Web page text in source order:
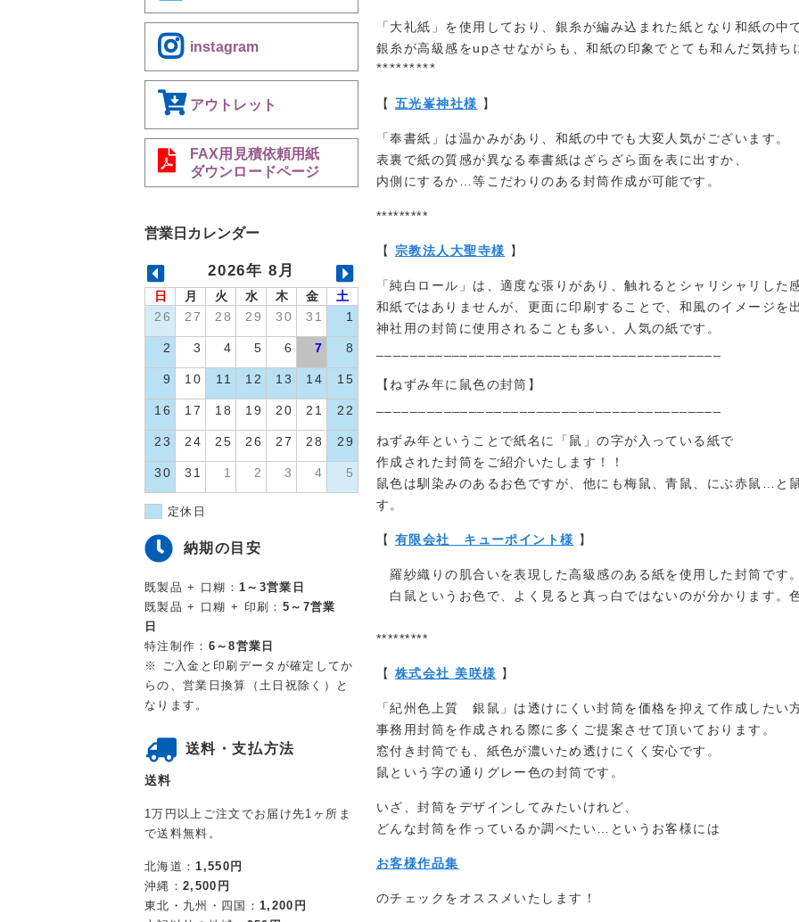
「大礼紙」を使用しており、銀糸が編み込まれた紙となり和紙の中
銀糸が高級感をupさせながらも、和紙の印象でとても和んだ気持ち
*********
【 五光峯神社様 】
「奉書紙」は温かみがあり、和紙の中でも大変人気がございます。
表裏で紙の質感が異なる奉書紙はざらざら面を表に出すか、
内側にするか…等こだわりのある封筒作成が可能です。
*********
【 宗教法人大聖寺様 】
「純白ロール」は、適度な張りがあり、触れるとシャリシャリした
和紙ではありませんが、更面に印刷することで、和風のイメージを
神社用の封筒に使用されることも多い、人気の紙です。
【ねずみ年に鼠色の封筒】
ねずみ年ということで紙名に「鼠」の字が入っている紙で
作成された封筒をご紹介いたします！！
鼠色は馴染みのあるお色ですが、他にも梅鼠、青鼠、にぶ赤鼠…と
す。
【 有限会社 キューポイント様 】
羅紗織りの肌合いを表現した高級感のある紙を使用した封筒です。
白鼠というお色で、よく見ると真っ白ではないのが分かります。
*********
【 株式会社 美咲様 】
「紀州色上質 銀鼠」は透けにくい封筒を価格を抑えて作成したい
事務用封筒を作成される際に多くご提案させて頂いております。
窓付き封筒でも、紙色が濃いため透けにくく安心です。
鼠という字の通りグレー色の封筒です。
いざ、封筒をデザインしてみたいけれど、
どんな封筒を作っているか調べたい…というお客様には
お客様作品集
のチェックをオススメいたします！
instagram
アウトレット
FAX用見積依頼用紙
ダウンロードページ
営業日カレンダー
2026年 8月
日 月 火 水 木 金
土
26
27 28 29 30 31 1
2 3 4 5 6 7 8
9 10 11 12 13 14 15
16 17 18 19 20 21 22
23 24 25 26 27 28 29
30 31 1 2 3 4 5
定休日
納期の目安
既製品 + 口糊：1～3営業日
既製品 + 口糊 + 印刷： 5～7営業
日
特注制作： 6～8営業日
※ ご入金と印刷データが確定してか
らの、営業日換算（土日祝除く）と
なります。
送料・支払方法
送料
1万円以上ご注文でお届け先1ヶ所ま
で送料無料。
北海道：1,550円
沖縄：2,500円
東北・九州・四国：1,200円